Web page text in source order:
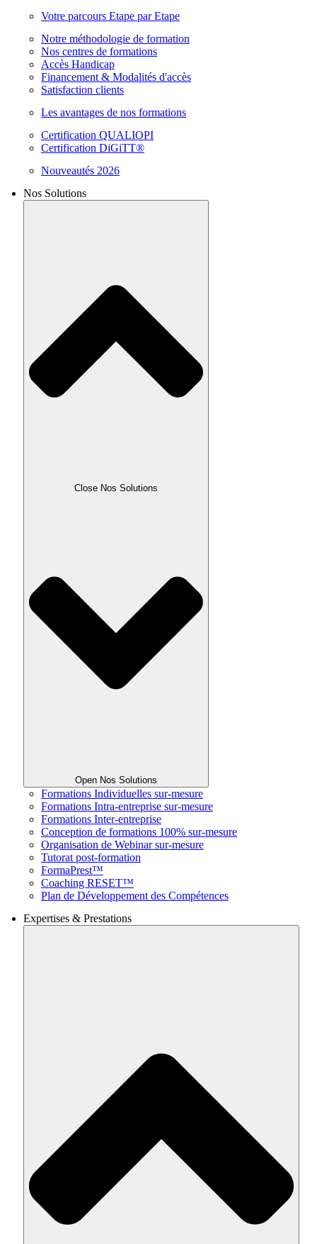
Votre parcours Etape par Etape
Notre méthodologie de formation
Nos centres de formations
Accès Handicap
Financement & Modalités d'accès
Satisfaction clients
Les avantages de nos formations
Certification QUALIOPI
Certification DiGiTT®
Nouveautés 2026
Nos Solutions
Close Nos Solutions
Open Nos Solutions
Formations Individuelles sur-mesure
Formations Intra-entreprise sur-mesure
Formations Inter-entreprise
Conception de formations 100% sur-mesure
Organisation de Webinar sur-mesure
Tutorat post-formation
FormaPrest™
Coaching RESET™
Plan de Développement des Compétences
Expertises & Prestations